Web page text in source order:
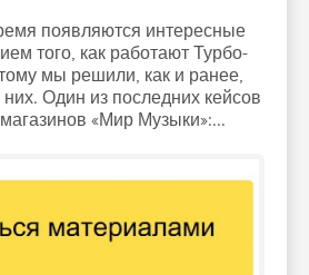
появляются интересные
того, как работают Турбо-
мы решили, как и ранее,
них. Один из последних кейсов
«Мир Музыки»:...